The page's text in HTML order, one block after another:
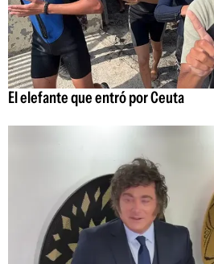
El elefante que entró por Ceuta